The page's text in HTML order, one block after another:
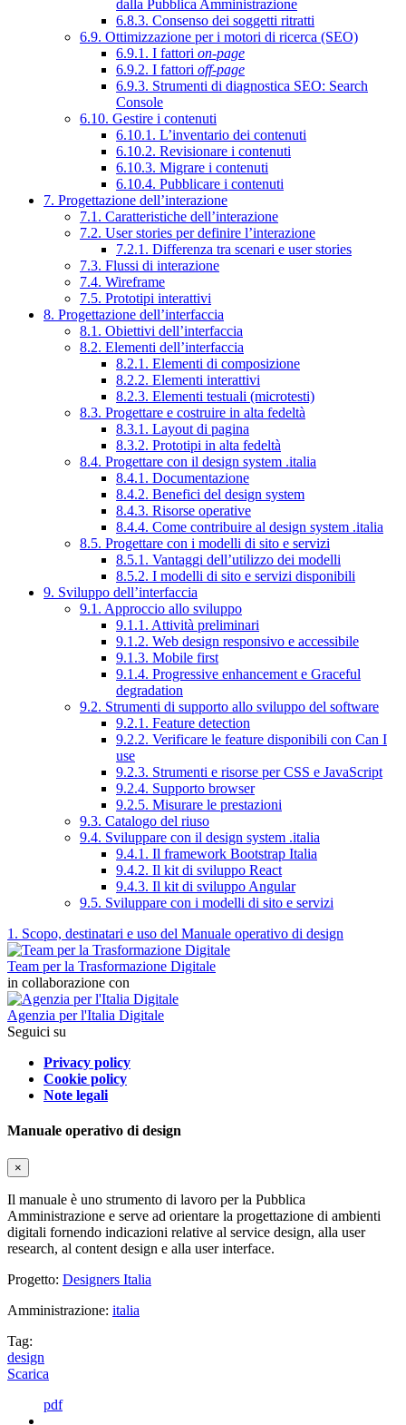
dalla Pubblica Amministrazione
6.8.3. Consenso dei soggetti ritratti
6.9. Ottimizzazione per i motori di ricerca (SEO)
6.9.1. I fattori on-page
6.9.2. I fattori off-page
6.9.3. Strumenti di diagnostica SEO: Search
Console
6.10. Gestire i contenuti
6.10.1. L’inventario dei contenuti
6.10.2. Revisionare i contenuti
6.10.3. Migrare i contenuti
6.10.4. Pubblicare i contenuti
7. Progettazione dell’interazione
7.1. Caratteristiche dell’interazione
7.2. User stories per definire l’interazione
7.2.1. Differenza tra scenari e user stories
7.3. Flussi di interazione
7.4. Wireframe
7.5. Prototipi interattivi
8. Progettazione dell’interfaccia
8.1. Obiettivi dell’interfaccia
8.2. Elementi dell’interfaccia
8.2.1. Elementi di composizione
8.2.2. Elementi interattivi
8.2.3. Elementi testuali (microtesti)
8.3. Progettare e costruire in alta fedeltà
8.3.1. Layout di pagina
8.3.2. Prototipi in alta fedeltà
8.4. Progettare con il design system .italia
8.4.1. Documentazione
8.4.2. Benefici del design system
8.4.3. Risorse operative
8.4.4. Come contribuire al design system .italia
8.5. Progettare con i modelli di sito e servizi
8.5.1. Vantaggi dell’utilizzo dei modelli
8.5.2. I modelli di sito e servizi disponibili
9. Sviluppo dell’interfaccia
9.1. Approccio allo sviluppo
9.1.1. Attività preliminari
9.1.2. Web design responsivo e accessibile
9.1.3. Mobile first
9.1.4. Progressive enhancement e Graceful
degradation
9.2. Strumenti di supporto allo sviluppo del software
9.2.1. Feature detection
9.2.2. Verificare le feature disponibili con Can I
use
9.2.3. Strumenti e risorse per CSS e JavaScript
9.2.4. Supporto browser
9.2.5. Misurare le prestazioni
9.3. Catalogo del riuso
9.4. Sviluppare con il design system .italia
9.4.1. Il framework Bootstrap Italia
9.4.2. Il kit di sviluppo React
9.4.3. Il kit di sviluppo Angular
9.5. Sviluppare con i modelli di sito e servizi
1. Scopo, destinatari e uso del Manuale operativo di design
Team per la Trasformazione Digitale
in collaborazione con
Agenzia per l'Italia Digitale
Seguici su
Privacy policy
Cookie policy
Note legali
Manuale operativo di design
×
Il manuale è uno strumento di lavoro per la Pubblica
Amministrazione e serve ad orientare la progettazione di ambienti
digitali fornendo indicazioni relative al service design, alla user
research, al content design e alla user interface.
Progetto: Designers Italia
Amministrazione: italia
Tag:
design
Scarica
pdf